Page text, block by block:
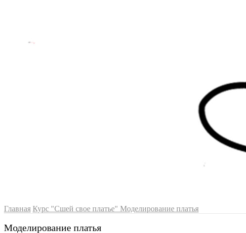
Главная Курс "Сшей свое платье" Моделирование платья
Моделирование платья